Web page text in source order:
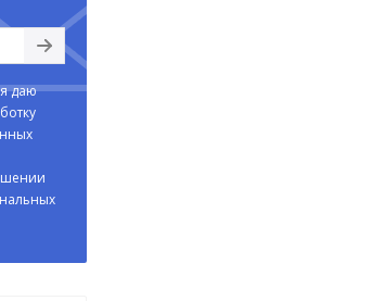
даю